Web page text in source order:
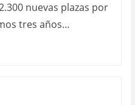
nuevas plazas por
tres años…